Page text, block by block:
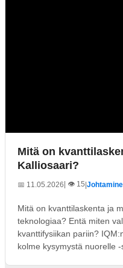
Mitä on
Kalliosaari?
📅 11.05.2026| 👁️ 15
Mitä on kvanttilaskenta ja
teknologiaa? Entä miten
kvanttifysiikan pariin?
kolme kysymystä nuorelle -